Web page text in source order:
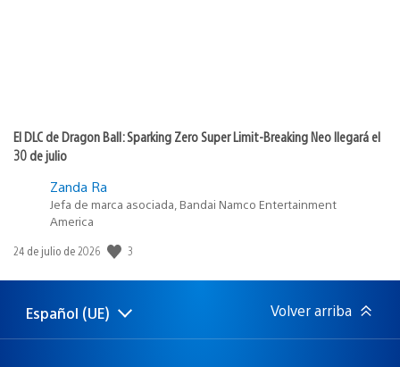
El DLC de Dragon Ball: Sparking Zero Super Limit-Breaking Neo llegará el
30 de julio
Zanda Ra
Jefa de marca asociada, Bandai Namco Entertainment
America
Fecha
publicación:
24 de julio de 2026 3
Selecciona
una
Región
actual:
Español (UE) Volver arriba